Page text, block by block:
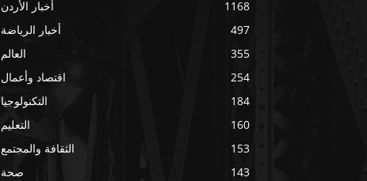
أخبار الأردن
1168
أخبار الرياضة
497
العالم
355
اقتصاد وأعمال
254
التكنولوجيا
184
التعليم
160
الثقافة والمجتمع
153
صحة
143